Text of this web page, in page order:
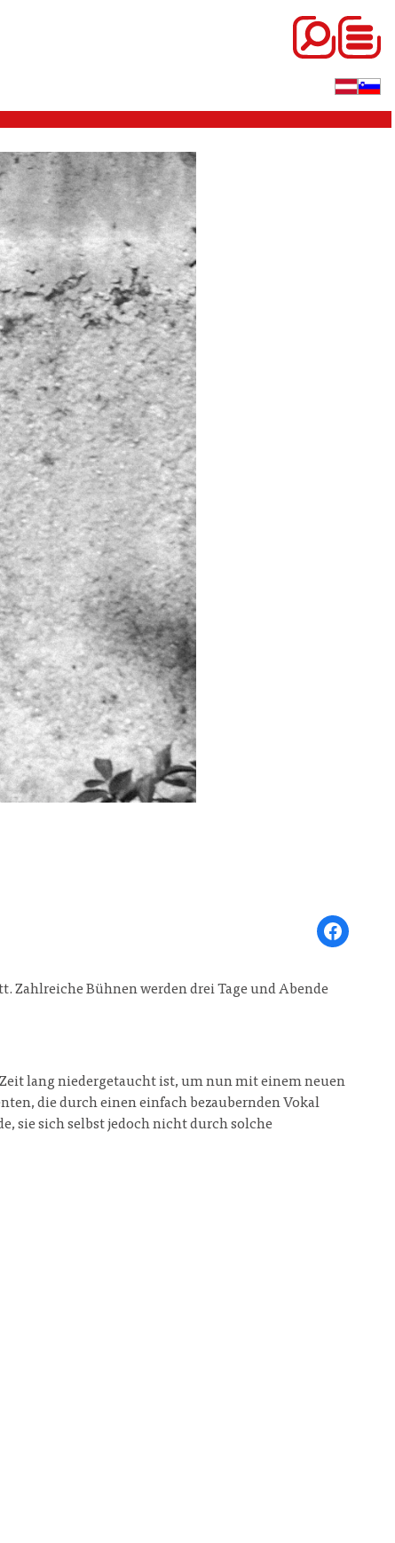
Share on
Zahlreiche Bühnen werden drei Tage und Abende
lang niedergetaucht ist, um nun mit einem neuen
die durch einen einfach bezaubernden Vokal
sie sich selbst jedoch nicht durch solche